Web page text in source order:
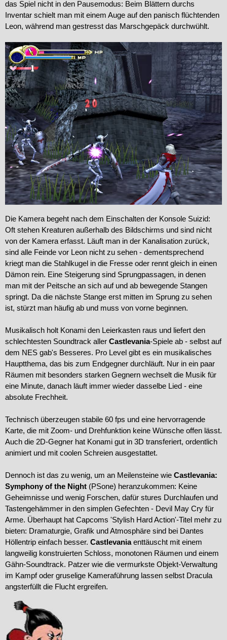
das Spiel nicht in den Pausemodus: Beim Blättern durchs
Inventar schielt man mit einem Auge auf den panisch flüchtenden
Leon, während man gestresst das Marschgepäck durchwühlt.
Die Kamera begeht nach dem Einschalten der Konsole Suizid:
Oft stehen Kreaturen außerhalb des Bildschirms und sind nicht
von der Kamera erfasst. Läuft man in der Kanalisation zurück,
sind alle Feinde vor Leon nicht zu sehen - dementsprechend
kriegt man die Stahlkugel in die Fresse oder rennt gleich in einen
Dämon rein. Eine Steigerung sind Sprungpassagen, in denen
man mit der Peitsche an sich auf und ab bewegende Stangen
springt. Da die nächste Stange erst mitten im Sprung zu sehen
ist, stürzt man häufig ab und muss von vorne beginnen.
Musikalisch holt Konami den Leierkasten raus und liefert den
schlechtesten Soundtrack aller Castlevania-Spiele ab - selbst auf
dem NES gab's Besseres. Pro Level gibt es ein musikalisches
Hauptthema, das bis zum Endgegner durchläuft. Nur in ein paar
Räumen mit besonders starken Gegnern wechselt die Musik für
eine Minute, danach läuft immer wieder dasselbe Lied - eine
absolute Frechheit.
Technisch überzeugen stabile 60 fps und eine hervorragende
Karte, die mit Zoom- und Drehfunktion keine Wünsche offen lässt.
Auch die 2D-Gegner hat Konami gut in 3D transferiert, ordentlich
animiert und mit coolen Schreien ausgestattet.
Dennoch ist das zu wenig, um an Meilensteine wie Castlevania:
Symphony of the Night (PSone) heranzukommen: Keine
Geheimnisse und wenig Forschen, dafür stures Durchlaufen und
Tastengehämmer in den simplen Gefechten - Devil May Cry für
Arme. Überhaupt hat Capcoms 'Stylish Hard Action'-Titel mehr zu
bieten: Dramaturgie, Grafik und Atmosphäre sind bei Dantes
Höllentrip einfach besser. Castlevaniaenttäuscht mit einem
langweilig konstruierten Schloss, monotonen Räumen und einem
Gähn-Soundtrack. Patzer wie die vermurkste Objekt-Verwaltung
im Kampf oder gruselige Kameraführung lassen selbst Dracula
angsterfüllt die Flucht ergreifen.